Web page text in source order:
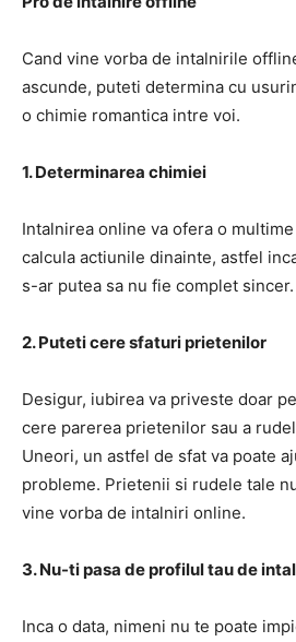
Cand vine vorba de intalnirile
ascunde, puteti determina cu
o chimie romantica intre voi.
1. Determinarea chimiei
Intalnirea online va ofera o
calcula actiunile dinainte, astfel
s-ar putea sa nu fie complet sincer.
2. Puteti cere sfaturi prietenilor
Desigur, iubirea va priveste doar
cere parerea prietenilor sau a
Uneori, un astfel de sfat va poate
probleme. Prietenii si rudele tale
vine vorba de intalniri online.
3. Nu-ti pasa de profilul tau de
Inca o data, nimeni nu te poate